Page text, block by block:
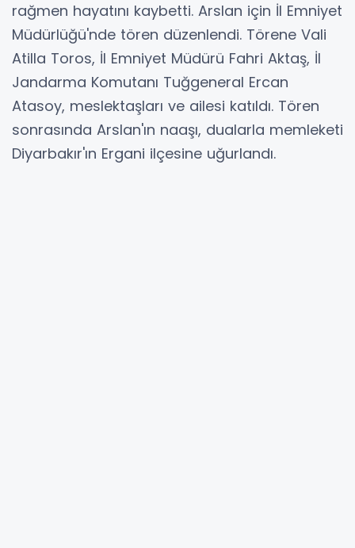
rağmen hayatını kaybetti. Arslan için İl Emniyet
Müdürlüğü'nde tören düzenlendi. Törene Vali
Atilla Toros, İl Emniyet Müdürü Fahri Aktaş, İl
Jandarma Komutanı Tuğgeneral Ercan
Atasoy, meslektaşları ve ailesi katıldı. Tören
sonrasında Arslan'ın naaşı, dualarla memleketi
Diyarbakır'ın Ergani ilçesine uğurlandı.